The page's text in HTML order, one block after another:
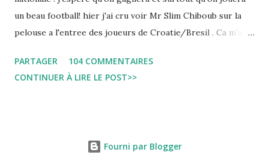
un beau football! hier j'ai cru voir Mr Slim Chiboub sur la
pelouse a l'entree des joueurs de Croatie/Bresil . Ca m'a
instances internationales.( Je me demande d'ailleurs a quoi
est due cette absence !). Anyway... Inchallah Marbouha !
PARTAGER
104 COMMENTAIRES
CONTINUER À LIRE LE POST>>
Fourni par Blogger